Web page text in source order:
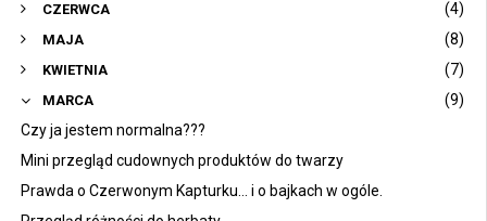
CZERWCA (4)
MAJA (8)
KWIETNIA (7)
MARCA
(9)
Czy ja jestem normalna???
Mini przegląd cudownych produktów do twarzy
Prawda o Czerwonym Kapturku… i o bajkach w ogóle.